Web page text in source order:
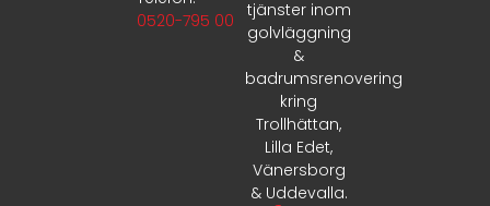
tjänster inom
golvläggning
&
badrumsrenovering
kring
Trollhättan,
Lilla Edet,
Vänersborg
& Uddevalla.
0520-795 00